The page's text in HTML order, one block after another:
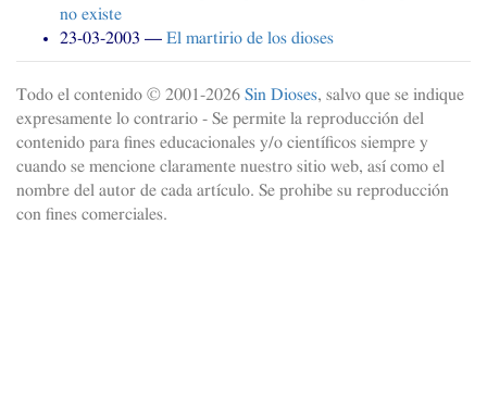
no existe
23-03-2003
El martirio de los dioses
Todo el contenido © 2001-2026 Sin Dioses, salvo que se indique
expresamente lo contrario - Se permite la reproducción del
contenido para fines educacionales y/o científicos siempre y
cuando se mencione claramente nuestro sitio web, así como el
nombre del autor de cada artículo. Se prohibe su reproducción
con fines comerciales.